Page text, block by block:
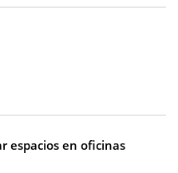
espacios en oficinas